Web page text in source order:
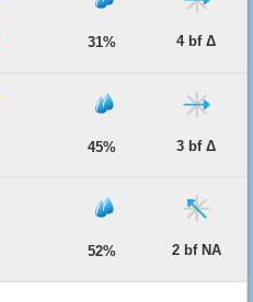
31% 4 bf Δ
45% 3 bf Δ
52% 2 bf ΝΑ